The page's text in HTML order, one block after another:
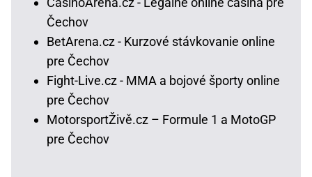
Čechov
BetArena.cz - Kurzové stávkovanie online
pre Čechov
Fight-Live.cz - MMA a bojové športy online
pre Čechov
MotorsportŽivě.cz – Formule 1 a MotoGP
pre Čechov